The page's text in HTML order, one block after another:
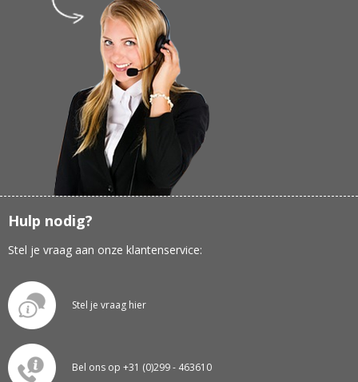
Hulp nodig?
Stel je vraag aan onze klantenservice:
Stel je vraag hier
Bel ons op +31 (0)299 - 463610